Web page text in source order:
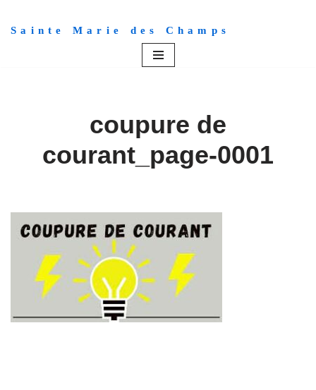
Aller
Sainte Marie des Champs
coupure de
courant_page-0001